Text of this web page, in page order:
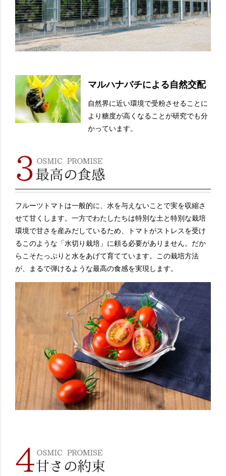
マルハナバチによる自然交配
自然界に近い環境で受粉させることに
より糖度が高くなることが研究でも分
かっています。
フルーツトマトは一般的に、水を与えないことで実を収縮さ
せて甘くします。一方でわたしたちは特別な土と特別な栽培
環境で甘さを産みだしているため、トマトがストレスを受け
るこのような「水切り栽培」に頼る必要がありません。だか
らこそたっぷりと水をあげて育てています。この栽培方法
が、まるで弾けるような最高の食感を実現します。